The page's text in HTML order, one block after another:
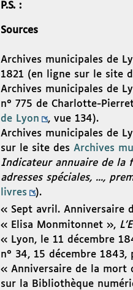
P.S. :
Sources
Archives municipales de
1821 (en ligne sur le site
Archives municipales de
n° 775 de Charlotte-
de Lyon
, vue 134).
Archives municipales de
sur le site des Archives
Indicateur annuaire de la
adresses spéciales, ...,
livres
).
« Sept avril. Anniversaire
« Elisa Monmitonnet »,
« Lyon, le 11 décembre
n° 34, 15 décembre 1843,
« Anniversaire de la mort
sur la Bibliothèque